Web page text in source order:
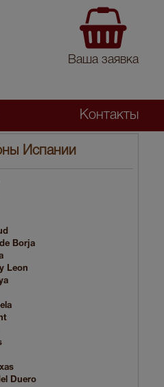
Ваша заявка
Контакты
Испании
Borja
Leon
Duero